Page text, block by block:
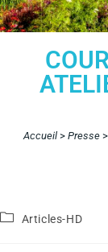
Accueil> Presse>
Articles-HD